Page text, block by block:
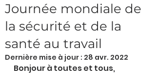
Journée mondiale de
la sécurité et de la
santé au travail
Dernière mise à jour : 28 avr. 2022
Bonjour à toutes et tous,